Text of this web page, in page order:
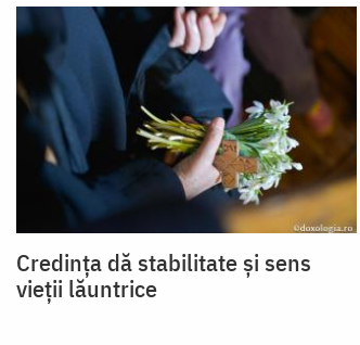
Credința dă stabilitate și sens
vieții lăuntrice